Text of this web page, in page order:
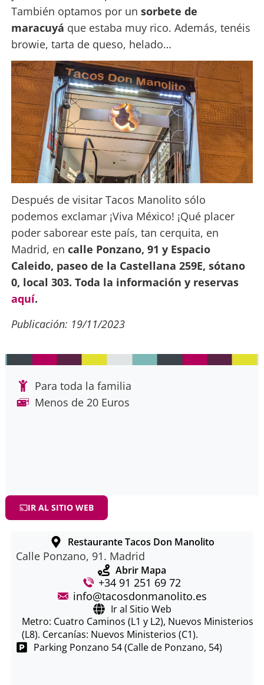
También optamos por un sorbete de
maracuyá que estaba muy rico. Además, tenéis
browie, tarta de queso, helado…
Después de visitar Tacos Manolito sólo
podemos exclamar ¡Viva México! ¡Qué placer
poder saborear este país, tan cerquita, en
Madrid, en calle Ponzano, 91 y Espacio
Caleido, paseo de la Castellana 259E, sótano
0, local 303. Toda la información y reservas
aquí.
Publicación: 19/11/2023
Para toda la familia
Menos de 20 Euros
IR AL SITIO WEB
Restaurante Tacos Don Manolito
Calle Ponzano, 91. Madrid
Abrir Mapa
+34 91 251 69 72
info@tacosdonmanolito.es
Ir al Sitio Web
Metro: Cuatro Caminos (L1 y L2), Nuevos Ministerios
(L8). Cercanías: Nuevos Ministerios (C1).
Parking Ponzano 54 (Calle de Ponzano, 54)